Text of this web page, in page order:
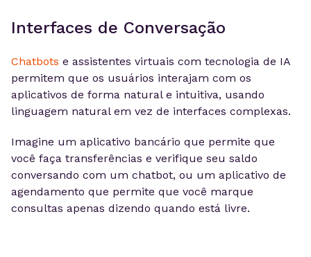
Interfaces de Conversação
Chatbots e assistentes virtuais com tecnologia de IA
permitem que os usuários interajam com os
aplicativos de forma natural e intuitiva, usando
linguagem natural em vez de interfaces complexas.
Imagine um aplicativo bancário que permite que
você faça transferências e verifique seu saldo
conversando com um chatbot, ou um aplicativo de
agendamento que permite que você marque
consultas apenas dizendo quando está livre.